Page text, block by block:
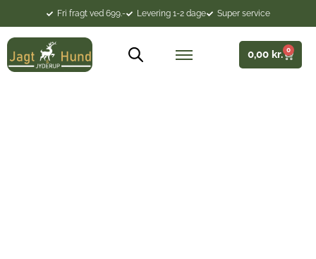
Fri fragt ved 699.- Levering 1-2 dage Super service
0,00 kr. 0